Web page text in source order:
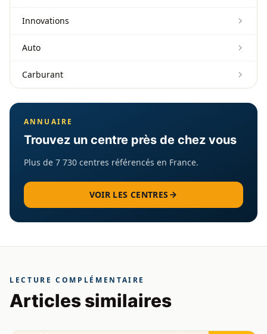
Innovations
Auto
Carburant
ANNUAIRE
Trouvez un centre près de chez vous
Plus de 7 730 centres référencés en France.
VOIR LES CENTRES
LECTURE COMPLÉMENTAIRE
Articles similaires